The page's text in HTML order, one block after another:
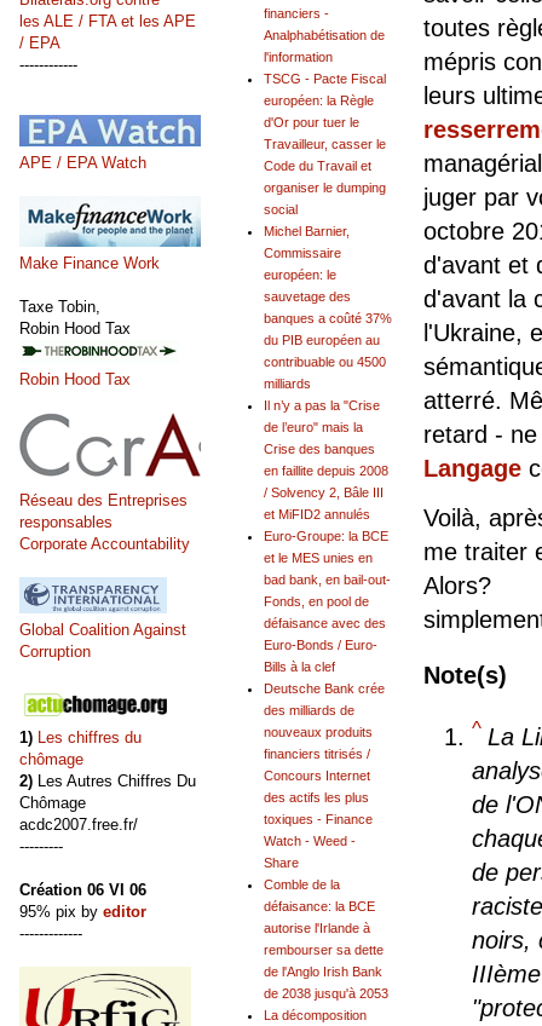
toutes
mépris
leurs
juger par
octobre
d'avant et
d'avant la
l'Ukraine,
atterré.
retard -
Langage
Voilà,
me traiter
Alors?
Note(s)
^ La
de
de
noirs,
"
financiers -
Analphabétisation de
l'information
TSCG - Pacte Fiscal
européen: la Règle
d'Or pour tuer le
Travailleur, casser le
Code du Travail et
organiser le dumping
social
Michel Barnier,
Commissaire
européen: le
sauvetage des
banques a coûté 37%
du PIB européen au
contribuable ou 4500
milliards
Il n’y a pas la "Crise
de l’euro" mais la
Crise des banques
en faillite depuis 2008
/ Solvency 2, Bâle III
et MiFID2 annulés
Euro-Groupe: la BCE
et le MES unies en
bad bank, en bail-out-
Fonds, en pool de
défaisance avec des
Euro-Bonds / Euro-
Bills à la clef
Deutsche Bank crée
des milliards de
nouveaux produits
financiers titrisés /
Concours Internet
des actifs les plus
toxiques - Finance
Watch - Weed -
Share
Comble de la
défaisance: la BCE
autorise l'Irlande à
rembourser sa dette
de l'Anglo Irish Bank
de 2038 jusqu'à 2053
La décomposition
les ALE / FTA et les APE
/ EPA
------------
APE / EPA Watch
Make Finance Work
Taxe Tobin,
Robin Hood Tax
Robin Hood Tax
Réseau des Entreprises
responsables
Corporate Accountability
Global Coalition Against
Corruption
1) Les chiffres du
chômage
2) Les Autres Chiffres Du
Chômage
acdc2007.free.fr/
---------
Création 06 VI 06
95% pix by editor
-------------